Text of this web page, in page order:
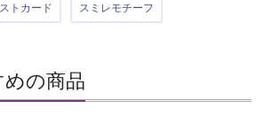
トカード スミレモチーフ
の商品